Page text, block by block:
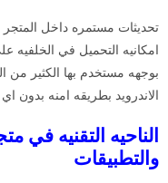
تحديثات مستمره داخل
امكانيه التحميل في الخلفيه
بوجهه مستخدم بها الكثير
الاندرويد بطريقه امنه
الناحيه التقنيه في
والتطبيقات